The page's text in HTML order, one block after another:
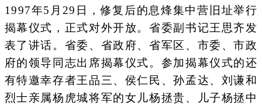
1997年5月29日，修复后的息烽集中营旧址举行
揭幕仪式，正式对外开放。省委副书记王思齐发
表了讲话。省委、省政府、省军区、市委、市政
府的领导同志出席揭幕仪式。参加揭幕仪式的还
有特邀幸存者王品三、侯仁民、孙孟达、刘谦和
烈士亲属杨虎城将军的女儿杨拯贵、儿子杨拯中